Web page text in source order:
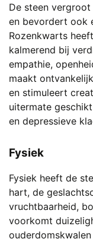
De steen
en bevordert ook
Rozenkwarts
kalmerend bij
empathie,
maakt
en stimuleert
uitermate
en depressieve
Fysiek
Fysiek heeft de
hart, de
vruchtbaarheid,
voorkomt